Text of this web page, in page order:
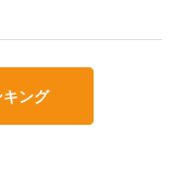
ング